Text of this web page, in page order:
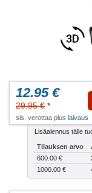
12.95 €
29.95 € *
sis. verottaa plus laivaus
Lisäalennus tälle
Tilauksen arvo
600.00 €
1000.00 €